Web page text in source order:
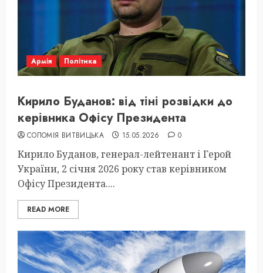
Армія Політика
Кирило Буданов: від тіні розвідки до
керівника Офісу Президента
СОЛОМІЯ ВИТВИЦЬКА 15.05.2026 0
Кирило Буданов, генерал-лейтенант і Герой
України, 2 січня 2026 року став керівником
Офісу Президента....
READ MORE